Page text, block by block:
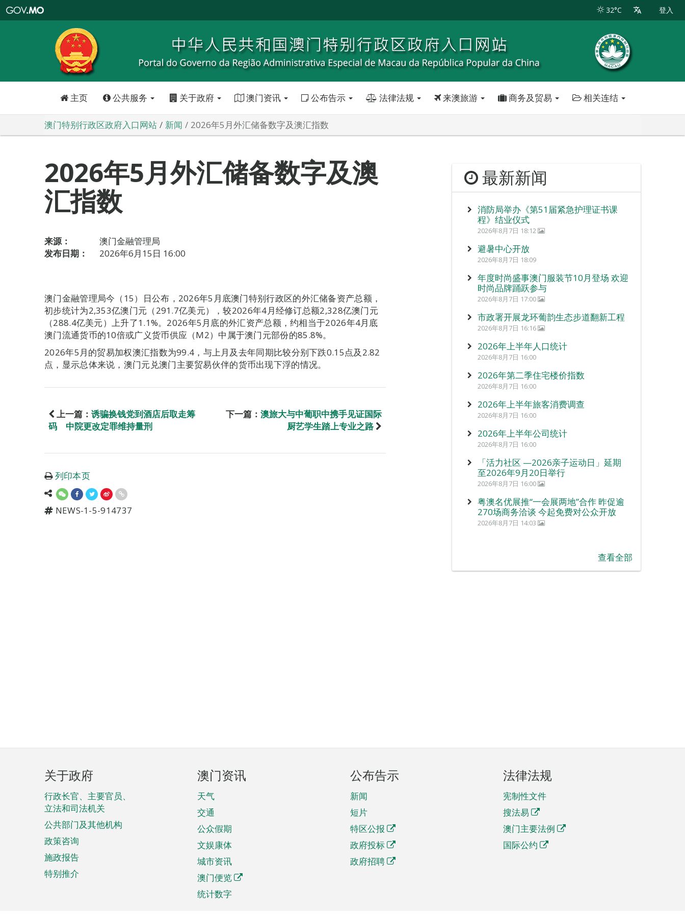
特
政
区
政
口
32°C 登入
主页 公共服务 关于政府 澳门资讯 公布告示 法律法规 来澳旅游 商务及贸易 相关连结
澳门特别行政区政府入口网站 新闻 2026年5月外汇储备数字及澳汇指数
2026年5月外汇储备数字及澳
汇指数
来源：
澳门金融管理局
发布日期：
2026年6月15日 16:00
澳门金融管理局今（15）日公布，2026年5月底澳门特别行政区的外汇储备资产总额，
初步统计为2,353亿澳门元（291.7亿美元），较2026年4月经修订总额2,328亿澳门元
（288.4亿美元）上升了1.1%。2026年5月底的外汇资产总额，约相当于2026年4月底
澳门流通货币的10倍或广义货币供应（M2）中属于澳门元部份的85.8%。
2026年5月的贸易加权澳汇指数为99.4，与上月及去年同期比较分别下跌0.15点及2.82
点，显示总体来说，澳门元兑澳门主要贸易伙伴的货币出现下浮的情况。
上一篇： 诱骗换钱党到酒店后取走筹
码 中院更改定罪维持量刑
下一篇： 澳旅大与中葡职中携手见证国际
厨艺学生踏上专业之路
列印本页
NEWS-1-5-914737
最新新闻
消防局举办《第51届紧急护理证书课
程》结业仪式
2026年8月7日 18:12
避暑中心开放
2026年8月7日 18:09
年度时尚盛事澳门服装节10月登场 欢迎
时尚品牌踊跃参与
2026年8月7日 17:00
市政署开展龙环葡韵生态步道翻新工程
2026年8月7日 16:16
2026年上半年人口统计
2026年8月7日 16:00
2026年第二季住宅楼价指数
2026年8月7日 16:00
2026年上半年旅客消费调查
2026年8月7日 16:00
2026年上半年公司统计
2026年8月7日 16:00
「活力社区 —2026亲子运动日」延期
至2026年9月20日举行
2026年8月7日 16:00
粤澳名优展推“一会展两地”合作 昨促逾
270场商务洽谈 今起免费对公众开放
2026年8月7日 14:03
查看全部
页
脚
菜
单
关于政府
行政长官、主要官员、
立法和司法机关
公共部门及其他机构
政策咨询
施政报告
特别推介
澳门资讯
天气
交通
公众假期
文娱康体
城市资讯
澳门便览
统计数字
公布告示
新闻
短片
特区公报
政府投标
政府招聘
法律法规
宪制性文件
搜法易
澳门主要法例
国际公约